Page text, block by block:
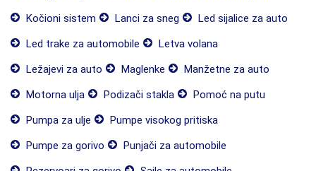
Kočioni sistem
Lanci za sneg
Led sijalice za auto
Led trake za automobile
Letva volana
Ležajevi za auto
Maglenke
Manžetne za auto
Motorna ulja
Podizači stakla
Pomoć na putu
Pumpa za ulje
Pumpe visokog pritiska
Pumpe za gorivo
Punjači za automobile